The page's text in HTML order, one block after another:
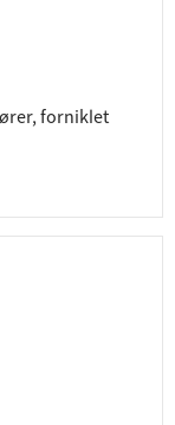
forniklet